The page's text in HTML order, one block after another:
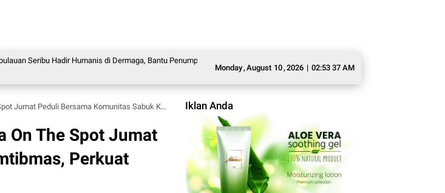
Monday,August 10,2026 | 02:53 38 AM
Hadir Humanis di Dermaga, Bantu Penumpang dan Sosialisasikan Layanan Polisi 110
Komunitas Sabuk Kamtibmas, Perkuat Sinergi Ojol dan Nelayan
On The Spot Jumat
Perkuat
Iklan Anda